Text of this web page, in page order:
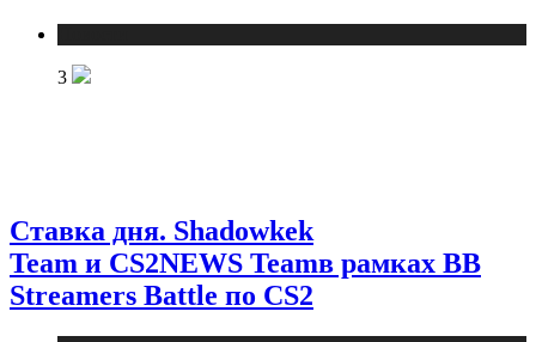
3
Ставка дня. Shadowkek
Team и CS2NEWS Teamв рамках BB
Streamers Battle по CS2